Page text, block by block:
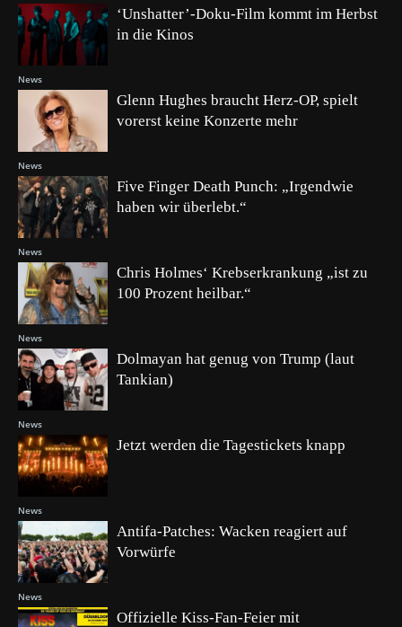
News
‘Unshatter’-Doku-Film kommt im Herbst
in die Kinos
News
Glenn Hughes braucht Herz-OP, spielt
vorerst keine Konzerte mehr
News
Five Finger Death Punch: „Irgendwie
haben wir überlebt.“
News
Chris Holmes‘ Krebserkrankung „ist zu
100 Prozent heilbar.“
News
Dolmayan hat genug von Trump (laut
Tankian)
News
Jetzt werden die Tagestickets knapp
News
Antifa-Patches: Wacken reagiert auf
Vorwürfe
Offizielle Kiss-Fan-Feier mit